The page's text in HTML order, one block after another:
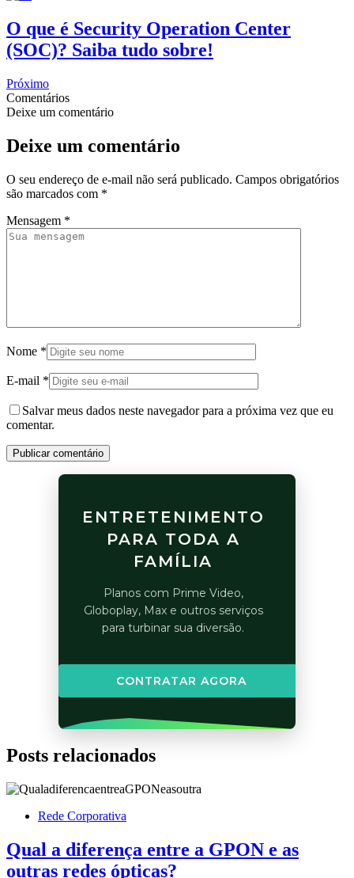
O que é Security Operation Center
(SOC)? Saiba tudo sobre!
Próximo
Comentários
Deixe um comentário
Deixe um comentário
O seu endereço de e-mail não será publicado. Campos obrigatórios
são marcados com *
Mensagem *
Nome *
E-mail *
Salvar meus dados neste navegador para a próxima vez que eu
comentar.
Publicar comentário
ENTRETENIMENTO
PARA TODA A
FAMÍLIA
Planos com Prime Video,
Globoplay, Max e outros serviços
para turbinar sua diversão.
CONTRATAR AGORA
Posts relacionados
Rede Corporativa
Qual a diferença entre a GPON e as
outras redes ópticas?